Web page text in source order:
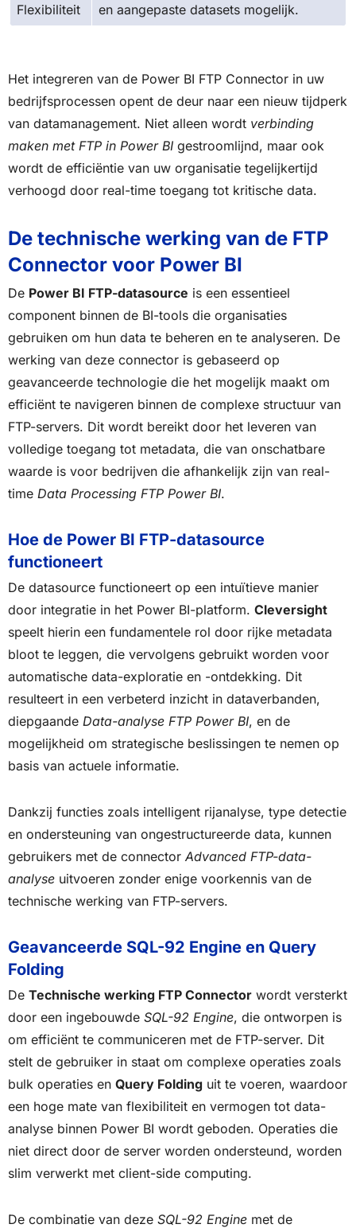
Flexibiliteit
en aangepaste datasets mogelijk.
Het integreren van de Power BI FTP Connector in uw
bedrijfsprocessen opent de deur naar een nieuw tijdperk
van datamanagement. Niet alleen wordt verbinding
maken met FTP in Power BI gestroomlijnd, maar ook
wordt de efficiëntie van uw organisatie tegelijkertijd
verhoogd door real-time toegang tot kritische data.
De technische werking van de FTP
Connector voor Power BI
De Power BI FTP-datasource is een essentieel
component binnen de BI-tools die organisaties
gebruiken om hun data te beheren en te analyseren. De
werking van deze connector is gebaseerd op
geavanceerde technologie die het mogelijk maakt om
efficiënt te navigeren binnen de complexe structuur van
FTP-servers. Dit wordt bereikt door het leveren van
volledige toegang tot metadata, die van onschatbare
waarde is voor bedrijven die afhankelijk zijn van real-
time Data Processing FTP Power BI.
Hoe de Power BI FTP-datasource
functioneert
De datasource functioneert op een intuïtieve manier
door integratie in het Power BI-platform. Cleversight
speelt hierin een fundamentele rol door rijke metadata
bloot te leggen, die vervolgens gebruikt worden voor
automatische data-exploratie en -ontdekking. Dit
resulteert in een verbeterd inzicht in dataverbanden,
diepgaande Data-analyse FTP Power BI, en de
mogelijkheid om strategische beslissingen te nemen op
basis van actuele informatie.
Dankzij functies zoals intelligent rijanalyse, type detectie
en ondersteuning van ongestructureerde data, kunnen
gebruikers met de connector Advanced FTP-data-
analyse uitvoeren zonder enige voorkennis van de
technische werking van FTP-servers.
Geavanceerde SQL-92 Engine en Query
Folding
De Technische werking FTP Connector wordt versterkt
door een ingebouwde SQL-92 Engine, die ontworpen is
om efficiënt te communiceren met de FTP-server. Dit
stelt de gebruiker in staat om complexe operaties zoals
bulk operaties en Query Folding uit te voeren, waardoor
een hoge mate van flexibiliteit en vermogen tot data-
analyse binnen Power BI wordt geboden. Operaties die
niet direct door de server worden ondersteund, worden
slim verwerkt met client-side computing.
De combinatie van deze SQL-92 Engine met de